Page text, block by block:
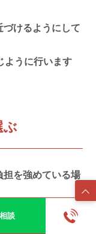
談
づけるようにして
ように行います
ぶ
担を強めている場
直してみましょ